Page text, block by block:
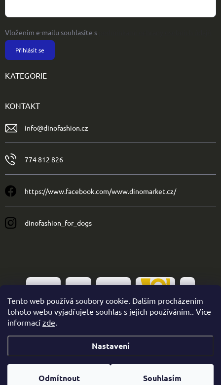
Tento web používá soubory cookie. Dalším procházením
tohoto webu vyjadřujete souhlas s jejich používáním.. Více
informací zde.
Nastavení
Odmítnout Souhlasím
Vložením e-mailu souhlasíte s
Přihlásit se
KATEGORIE
KONTAKT
info@dinofashion.cz
774 812 826
https://www.facebook.com/www.dinomarket.cz/
dinofashion_for_dogs
Copyright 2026 . Všechna práva vyhrazena.